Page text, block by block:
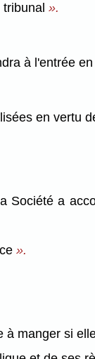
».
à l'entrée
en vertu
Société a
».
manger si